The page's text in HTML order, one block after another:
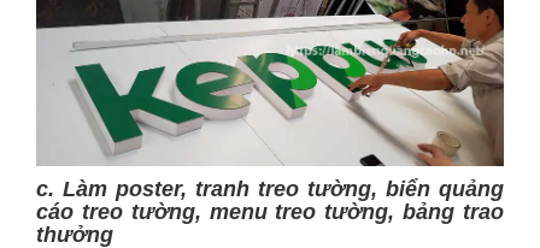
c. Làm poster, tranh treo tường, biển quảng
cáo treo tường, menu treo tường, bảng trao
thưởng